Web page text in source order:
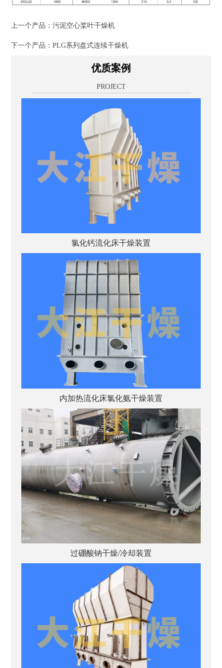
上一个产品：污泥空心桨叶干燥机
下一个产品：PLG系列盘式连续干燥机
优质案例
PROJECT
氯化钙流化床干燥装置
内加热流化床氯化氨干燥装置
过硼酸钠干燥/冷却装置